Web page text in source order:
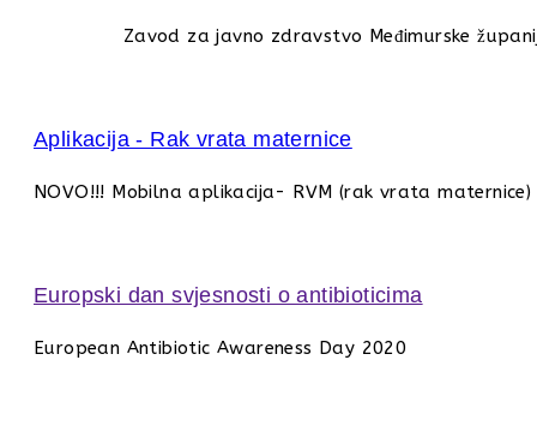
Zavod za javno zdravstvo Međimurske
Aplikacija - Rak vrata maternice
NOVO!!! Mobilna aplikacija- RVM (rak vrata maternice)
Europski dan svjesnosti o antibioticima
European Antibiotic Awareness Day 2020